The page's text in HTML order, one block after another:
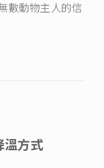
數動物主人的信